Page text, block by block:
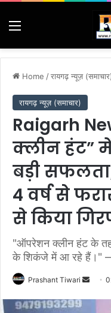
Menu
Home /रायगढ़ न्यूज़
रायगढ़ न्यूज़ (समाचार)
Raigarh
क्लीन हंट”
बड़ी
4 वर्ष से
से किया
"ऑपरेशन क्लीन हंट के
के शिकंजे में आ रहे हैं।" —
Prashant Tiwari
Send